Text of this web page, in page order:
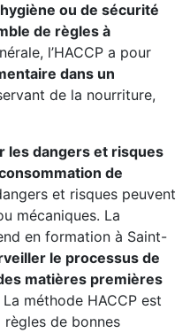
ou de sécurité
de règles à
l’HACCP a pour
dans un
de la nourriture,
les dangers et risques
de
et risques peuvent
mécaniques. La
en formation à Saint-
le processus de
matières premières
La méthode HACCP est
de bonnes